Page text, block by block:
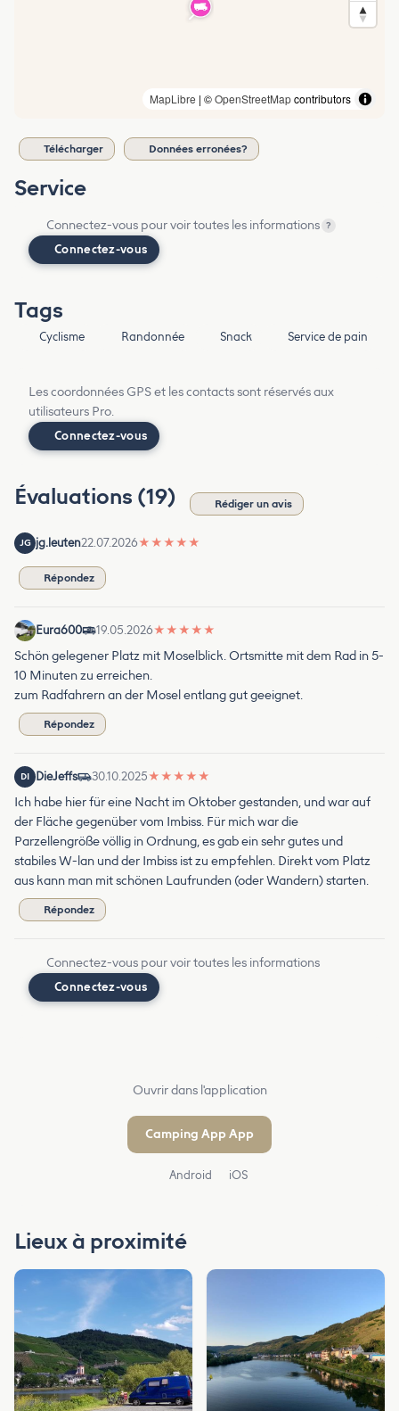
MapLibre | ©OpenStreetMapcontributors
Télécharger Données erronées?
Service
Connectez-vous pour voir toutes les informations ?
Connectez-vous
Tags
Cyclisme Randonnée Snack Service de pain
Les coordonnées GPS et les contacts sont réservés aux
utilisateurs Pro.
Connectez-vous
Évaluations (19) Rédiger un avis
JG jg.leuten22.07.2026★ ★ ★ ★ ★
Répondez
Eura600 19.05.2026★ ★ ★ ★ ★
Schön gelegener Platz mit Moselblick. Ortsmitte mit dem Rad in 5-
10 Minuten zu erreichen.
zum Radfahrern an der Mosel entlang gut geeignet.
Répondez
DI DieJeffs 30.10.2025★ ★ ★ ★ ★
Ich habe hier für eine Nacht im Oktober gestanden, und war auf
der Fläche gegenüber vom Imbiss. Für mich war die
Parzellengröße völlig in Ordnung, es gab ein sehr gutes und
stabiles W-lan und der Imbiss ist zu empfehlen. Direkt vom Platz
aus kann man mit schönen Laufrunden (oder Wandern) starten.
Répondez
Connectez-vous pour voir toutes les informations
Connectez-vous
Ouvrir dans l'application
Camping App App
Android iOS
Lieux à proximité